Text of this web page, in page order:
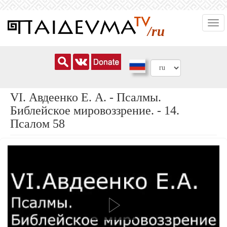
основному
/ru
VI. Авдеенко Е. А. - Псалмы.
Библейское мировоззрение. - 14.
Псалом 58